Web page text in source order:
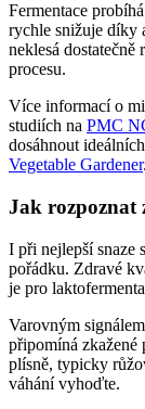
Fermentace
rychle snižuje díky
neklesá
procesu.
Více informací o
studiích na PMC
dosáhnout
Vegetable Gardener.
Jak rozpoznat
I při nejlepší snaze
pořádku. Zdravé
je pro
Varovným
připomíná zkažené
plísně, typicky
váhání vyhoďte.